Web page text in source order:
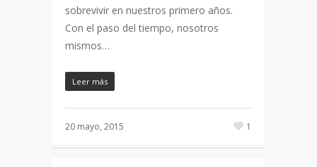
sobrevivir en nuestros primero años.
Con el paso del tiempo, nosotros
mismos…
Leer más
20 mayo, 2015 1